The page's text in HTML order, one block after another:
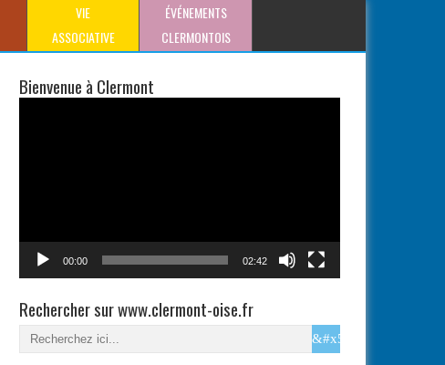
VIE
ASSOCIATIVE
ÉVÉNEMENTS
CLERMONTOIS
Bienvenue à Clermont
00:00 02:42
Rechercher sur www.clermont-oise.fr